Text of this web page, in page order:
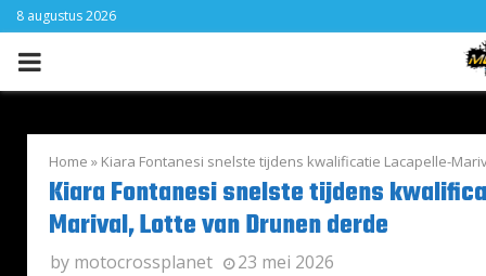
8 augustus 2026
PRIMARY
Home » Kiara Fontanesi snelste tijdens kwalificatie Lacapelle-
Kiara Fontanesi snelste tijdens
Marival, Lotte van Drunen derde
by motocrossplanet 23 mei 2026